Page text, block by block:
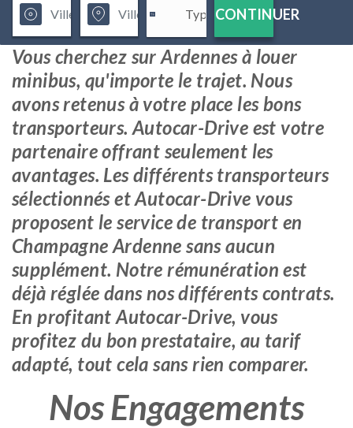
CONTINUER
Vous cherchez sur Ardennes à louer
minibus, qu'importe le trajet. Nous
avons retenus à votre place les bons
transporteurs. Autocar-Drive est votre
partenaire offrant seulement les
avantages. Les différents transporteurs
sélectionnés et Autocar-Drive vous
proposent le service de transport en
Champagne Ardenne sans aucun
supplément. Notre rémunération est
déjà réglée dans nos différents contrats.
En profitant Autocar-Drive, vous
profitez du bon prestataire, au tarif
adapté, tout cela sans rien comparer.
Nos Engagements